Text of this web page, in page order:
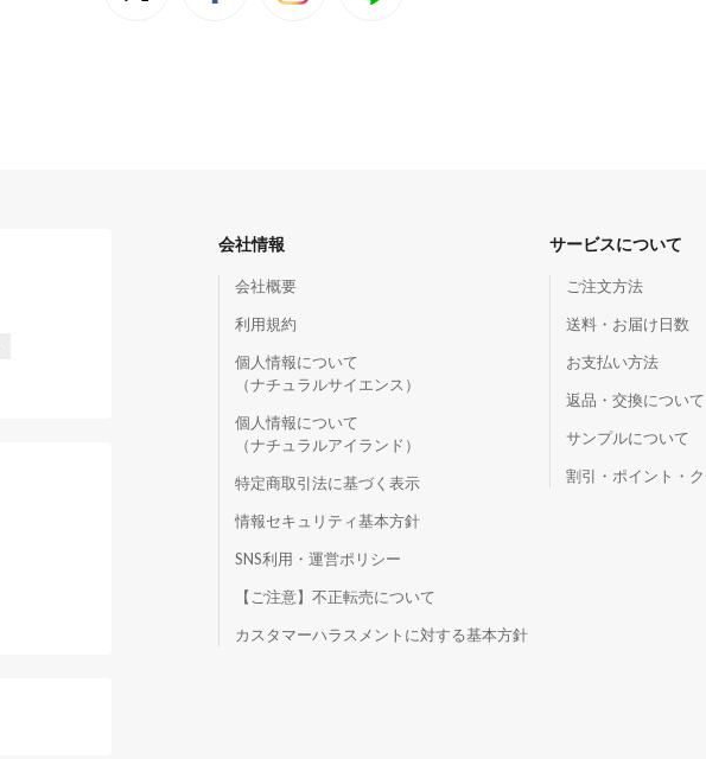
会社情報
会社概要
利用規約
個人情報について
（ナチュラルサイエンス）
個人情報について
（ナチュラルアイランド）
特定商取引法に基づく表示
情報セキュリティ基本方針
SNS利用・運営ポリシー
【ご注意】不正転売について
カスタマーハラスメントに対する基本方針
サービスについて
ご注文方法
送料・お届け日数
お支払い方法
返品・交換について
サンプルについて
割引・ポイント・